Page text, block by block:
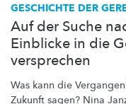
GESCHICHTE DER
Auf der Suche
Einblicke in die
versprechen
Was kann die
Zukunft sagen? Nina